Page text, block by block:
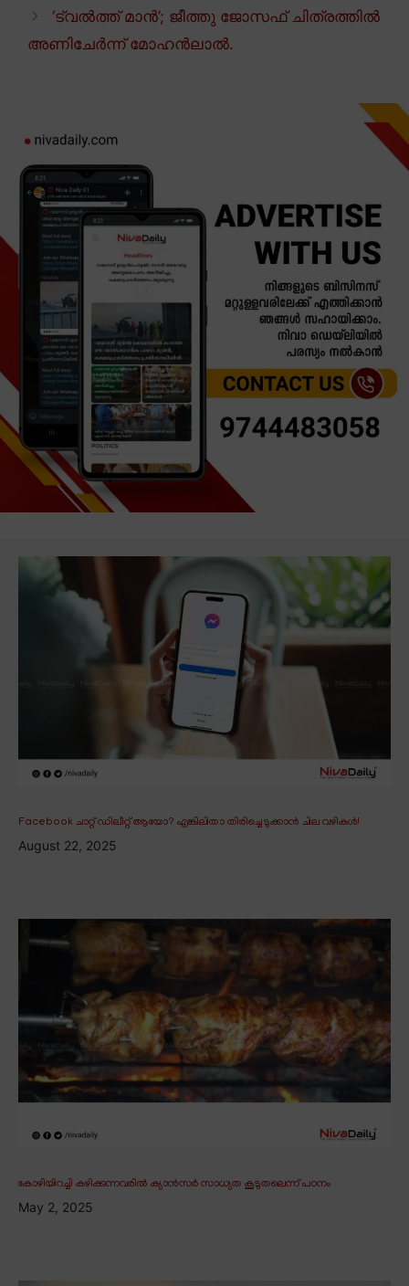
‘ട്വൽത്ത് മാൻ’; ജീത്തു ജോസഫ് ചിത്രത്തിൽ
അണിചേർന്ന് മോഹൻലാൽ.
Facebook ചാറ്റ് ഡിലീറ്റ് ആയോ? എങ്കിലിതാ തിരിച്ചെടുക്കാൻ ചില വഴികൾ!
August 22, 2025
കോഴിയിറച്ചി കഴിക്കുന്നവരിൽ ക്യാൻസർ സാധ്യത കൂടുതലെന്ന് പഠനം
May 2, 2025